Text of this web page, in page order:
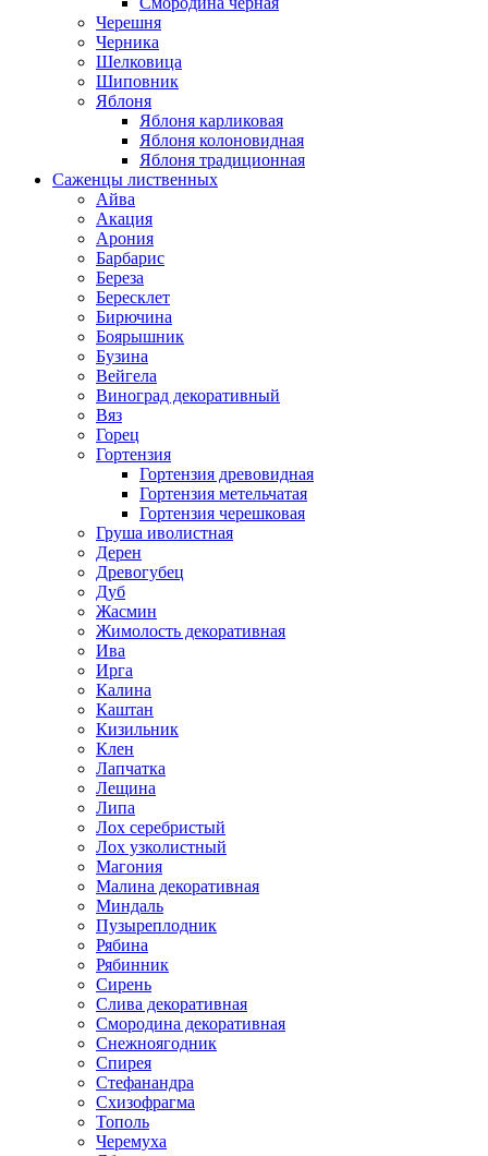
Черешня
Черника
Шелковица
Шиповник
Яблоня
Яблоня карликовая
Яблоня колоновидная
Яблоня традиционная
Саженцы лиственных
Айва
Акация
Арония
Барбарис
Береза
Бересклет
Бирючина
Боярышник
Бузина
Вейгела
Виноград декоративный
Вяз
Горец
Гортензия
Гортензия древовидная
Гортензия метельчатая
Гортензия черешковая
Груша иволистная
Дерен
Древогубец
Дуб
Жасмин
Жимолость декоративная
Ива
Ирга
Калина
Каштан
Кизильник
Клен
Лапчатка
Лещина
Липа
Лох серебристый
Лох узколистный
Магония
Малина декоративная
Миндаль
Пузыреплодник
Рябина
Рябинник
Сирень
Слива декоративная
Смородина декоративная
Снежноягодник
Спирея
Стефанандра
Схизофрагма
Тополь
Черемуха